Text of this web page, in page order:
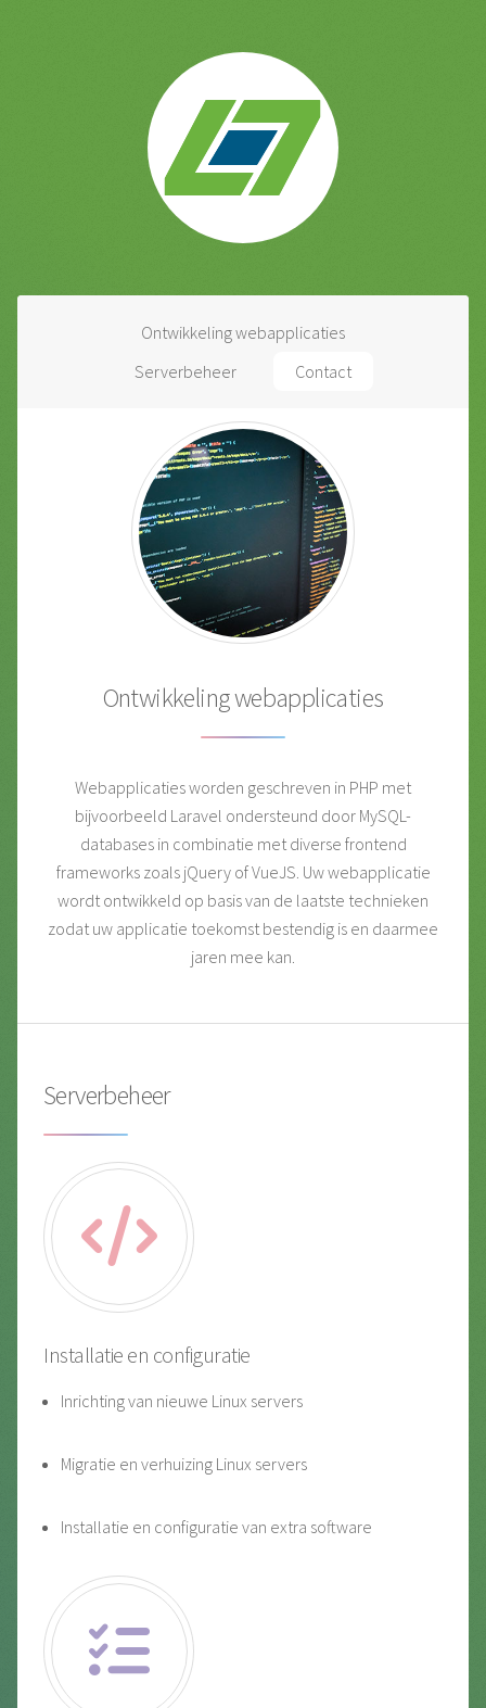
Ontwikkeling webapplicaties
Serverbeheer
Contact
Ontwikkeling webapplicaties
Webapplicaties worden geschreven in PHP met
bijvoorbeeld Laravel ondersteund door MySQL-
databases in combinatie met diverse frontend
frameworks zoals jQuery of VueJS. Uw webapplicatie
wordt ontwikkeld op basis van de laatste technieken
zodat uw applicatie toekomst bestendig is en daarmee
jaren mee kan.
Serverbeheer
Installatie en configuratie
Inrichting van nieuwe Linux servers
Migratie en verhuizing Linux servers
Installatie en configuratie van extra software